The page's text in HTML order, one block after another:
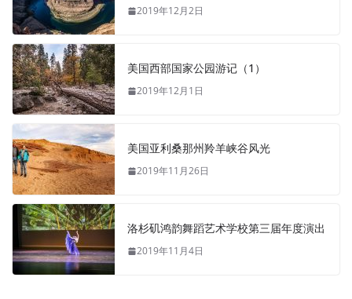
2019年12月2日
美国西部国家公园游记（1）
2019年12月1日
美国亚利桑那州羚羊峡谷风光
2019年11月26日
洛杉矶鸿韵舞蹈艺术学校第三届年度演出
2019年11月4日